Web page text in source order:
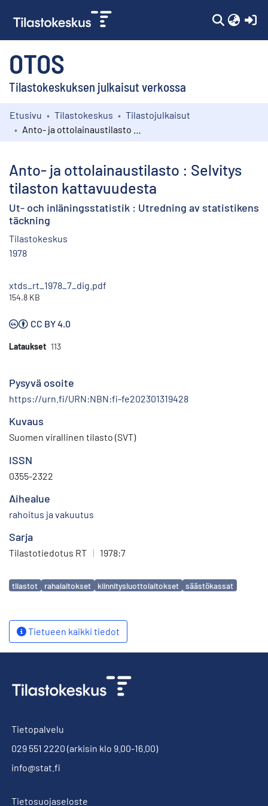
OTOS
Tilastokeskuksen julkaisut verkossa
Kokoelmat
Etusivu Tilastokeskus
Tilastojulkaisut
Anto- ja ottolainaustilasto : Selvitys
tilaston kattavuudesta
Ut- och inläningsstatistik : Utredning av statistikens
täckning
Tilastokeskus
1978
xtds_rt_1978_7_dig.pdf
154.8 KB
CC BY 4.0
Lataukset 113
Pysyvä osoite
https://urn.fi/URN:NBN:fi-fe202301319428
Kuvaus
Suomen virallinen tilasto (SVT)
ISSN
0355-2322
Aihealue
rahoitus ja vakuutus
Sarja
Tilastotiedotus RT | 1978:7
Avainsanat
tilastot rahalaitokset kiinnitysluottolaitokset säästökassat
Tietueen kaikki tiedot
Tietopalvelu
029 551 2220 (arkisin klo 9.00-16.00)
info@stat.fi
Tietosuojaseloste